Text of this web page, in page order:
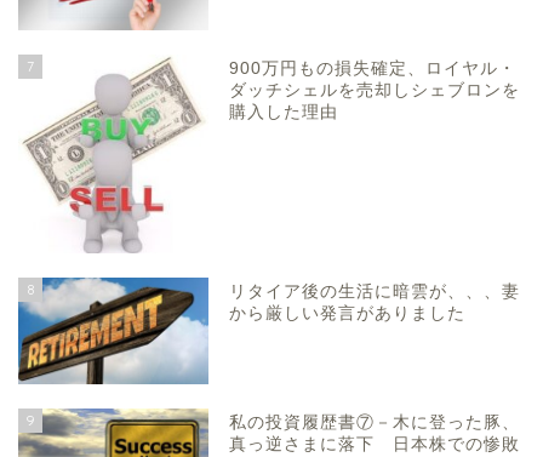
7
900万円もの損失確定、ロイヤル・
ダッチシェルを売却しシェブロンを
購入した理由
8
リタイア後の生活に暗雲が、、、妻
から厳しい発言がありました
9
私の投資履歴書⑦－木に登った豚、
真っ逆さまに落下 日本株での惨敗